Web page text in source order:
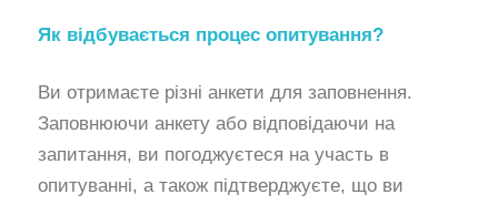
Як відбувається процес опитування?
Ви отримаєте різні анкети для заповнення.
Заповнюючи анкету або відповідаючи на
запитання, ви погоджуєтеся на участь в
опитуванні, а також підтверджуєте, що ви